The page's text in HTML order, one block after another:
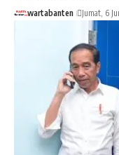
wartabanten Jumat, 6